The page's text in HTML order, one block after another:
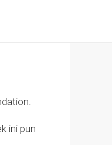
ini pun